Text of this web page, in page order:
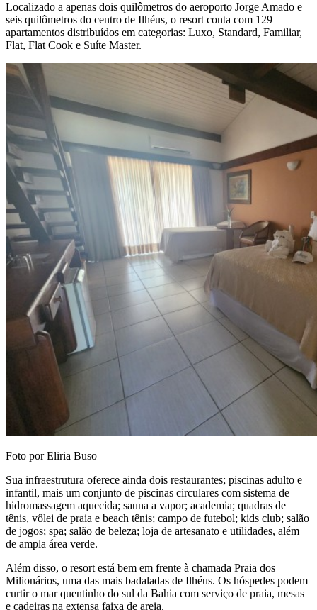
Localizado a apenas dois quilômetros do aeroporto Jorge Amado e
seis quilômetros do centro de Ilhéus, o resort conta com 129
apartamentos distribuídos em categorias: Luxo, Standard, Familiar,
Flat, Flat Cook e Suíte Master.
Foto por Eliria Buso
Sua infraestrutura oferece ainda dois restaurantes; piscinas adulto e
infantil, mais um conjunto de piscinas circulares com sistema de
hidromassagem aquecida; sauna a vapor; academia; quadras de
tênis, vôlei de praia e beach tênis; campo de futebol; kids club; salão
de jogos; spa; salão de beleza; loja de artesanato e utilidades, além
de ampla área verde.
Além disso, o resort está bem em frente à chamada Praia dos
Milionários, uma das mais badaladas de Ilhéus. Os hóspedes podem
curtir o mar quentinho do sul da Bahia com serviço de praia, mesas
e cadeiras na extensa faixa de areia.